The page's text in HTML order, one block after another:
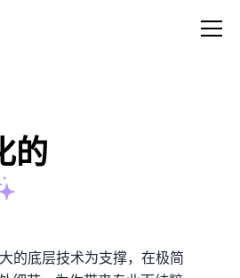
处理
转换和高级功能
离人声和伴奏
的
的底层技术为支撑，在极简